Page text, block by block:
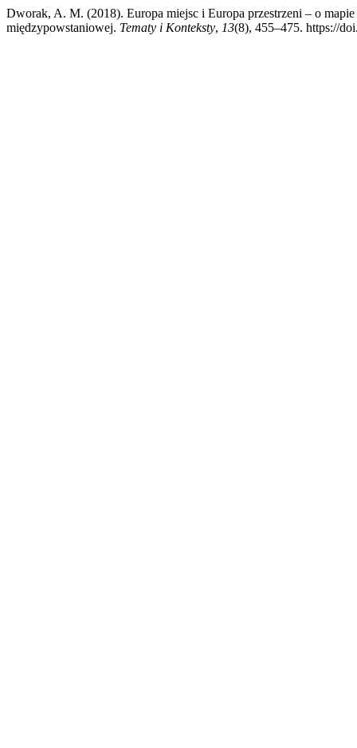
Dworak, A. M. (2018). Europa miejsc i Europa przestrzeni – o
międzypowstaniowej. Tematy i Konteksty, 13(8), 455–475. https://